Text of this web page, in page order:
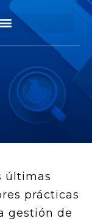
últimas
prácticas
gestión de